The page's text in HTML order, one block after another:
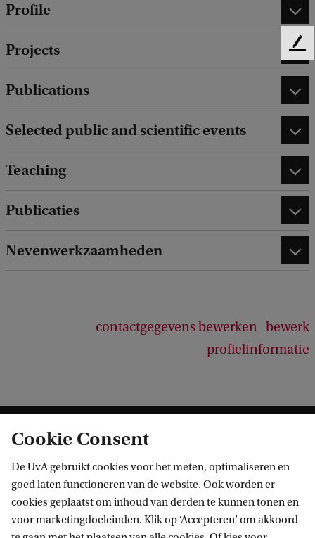
Profile
Projects
Publications
Selected public and scientific events
Teaching
Publicaties
Nevenwerkzaamheden
contactgegevens bewerken bewerk
profielinformatie
Informatie voor
Cookie Consent
De UvA gebruikt cookies voor het meten, optimaliseren en
goed laten functioneren van de website. Ook worden er
cookies geplaatst om inhoud van derden te kunnen tonen en
voor marketingdoeleinden. Klik op ‘Accepteren’ om akkoord
F
e
d
a
c
k